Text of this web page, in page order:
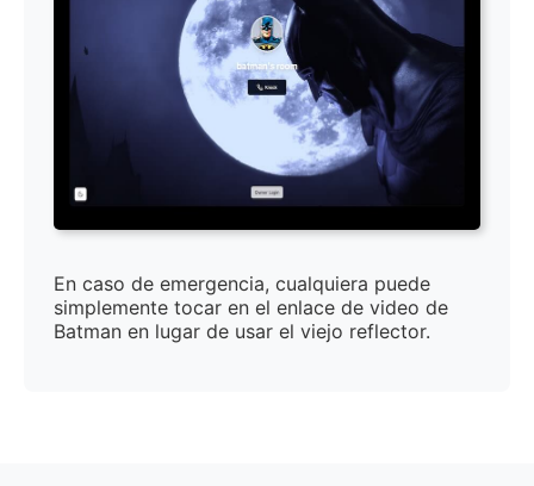
En caso de emergencia, cualquiera puede
simplemente tocar en el enlace de video de
Batman en lugar de usar el viejo reflector.